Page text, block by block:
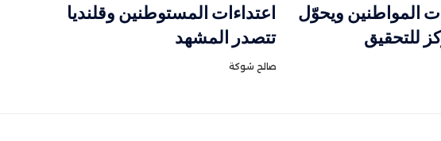
المواطنين ويحوّل
للتحقيق
اعتداءات المستوطنين وقلنديا
تتصدر المشهد
صالح شوكة